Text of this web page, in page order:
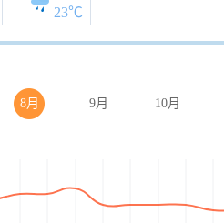
23℃
8月 9月 10月